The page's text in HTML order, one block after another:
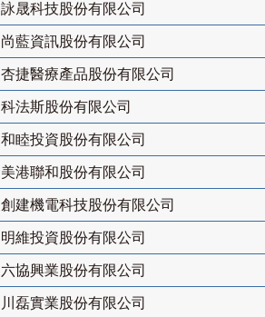
詠晟科技股份有限公司
尚藍資訊股份有限公司
杏捷醫療產品股份有限公司
科法斯股份有限公司
和睦投資股份有限公司
美港聯和股份有限公司
創建機電科技股份有限公司
明維投資股份有限公司
六協興業股份有限公司
川磊實業股份有限公司